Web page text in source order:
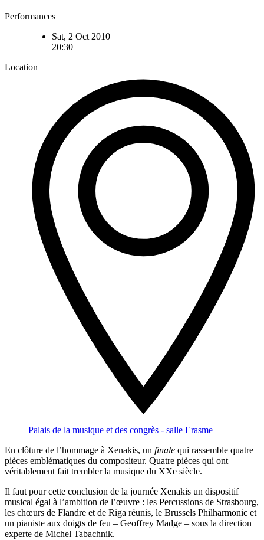
Performances
Sat, 2 Oct 2010
20:30
Location
Palais de la musique et des congrès - salle Erasme
En clôture de l’hommage à Xenakis, un finale qui rassemble quatre
pièces emblématiques du compositeur. Quatre pièces qui ont
véritablement fait trembler la musique du XXe siècle.
Il faut pour cette conclusion de la journée Xenakis un dispositif
musical égal à l’ambition de l’œuvre : les Percussions de Strasbourg,
les chœurs de Flandre et de Riga réunis, le Brussels Philharmonic et
un pianiste aux doigts de feu – Geoffrey Madge – sous la direction
experte de Michel Tabachnik.